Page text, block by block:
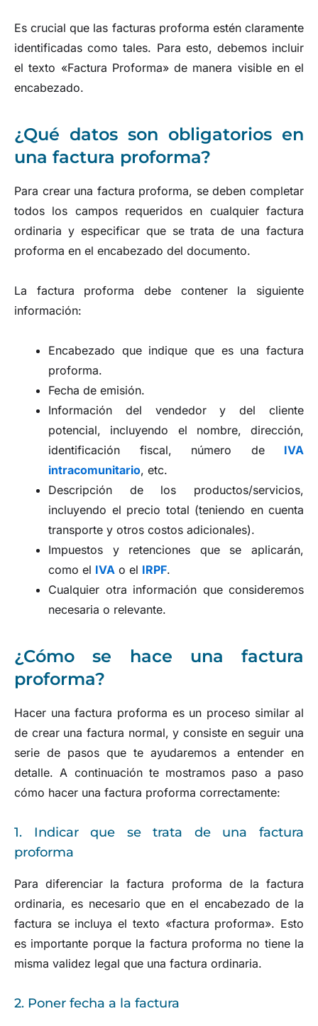
Es crucial que las facturas proforma estén claramente
identificadas como tales. Para esto, debemos incluir
el texto «Factura Proforma» de manera visible en el
encabezado.
¿Qué datos son obligatorios en
una factura proforma?
Para crear una factura proforma, se deben completar
todos los campos requeridos en cualquier factura
ordinaria y especificar que se trata de una factura
proforma en el encabezado del documento.
La factura proforma debe contener la siguiente
información:
Encabezado que indique que es una factura
proforma.
Fecha de emisión.
Información del vendedor y del cliente
potencial, incluyendo el nombre, dirección,
identificación fiscal, número de IVA
intracomunitario, etc.
Descripción de los productos/servicios,
incluyendo el precio total (teniendo en cuenta
transporte y otros costos adicionales).
Impuestos y retenciones que se aplicarán,
como el IVA o el IRPF.
Cualquier otra información que consideremos
necesaria o relevante.
¿Cómo se hace una factura
proforma?
Hacer una factura proforma es un proceso similar al
de crear una factura normal, y consiste en seguir una
serie de pasos que te ayudaremos a entender en
detalle. A continuación te mostramos paso a paso
cómo hacer una factura proforma correctamente:
1. Indicar que se trata de una factura
proforma
Para diferenciar la factura proforma de la factura
ordinaria, es necesario que en el encabezado de la
factura se incluya el texto «factura proforma». Esto
es importante porque la factura proforma no tiene la
misma validez legal que una factura ordinaria.
2. Poner fecha a la factura